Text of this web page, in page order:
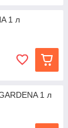
1 л
1 л